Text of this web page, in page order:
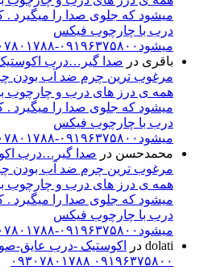
میشود که جلوی صدا را میگیرد .
درب با چارچوب فیکس
میشود۰۹۱۹۶۳۷۵۸۰۰-۰۹۳۰۷۸۰۱۷۸۸مهندس دولتی
باقری در صدا گیر…درب
مرغوب ترین چرم ضد آب بودن
همه ی درز های درب و چارچوب
میشود که جلوی صدا را میگیرد .
درب با چارچوب فیکس
میشود۰۹۱۹۶۳۷۵۸۰۰-۰۹۳۰۷۸۰۱۷۸۸مهندس دولتی
محمدحسن در صدا گیر…درب
مرغوب ترین چرم ضد آب بودن
همه ی درز های درب و چارچوب
میشود که جلوی صدا را میگیرد .
درب با چارچوب فیکس
میشود۰۹۱۹۶۳۷۵۸۰۰-۰۹۳۰۷۸۰۱۷۸۸مهندس دولتی
dolati در
اکوستیک -درب عایق-
۰۹۱۹۶۳۷۵۸۰۰ ۰۹۳۰۷۸۰۱۷۸۸